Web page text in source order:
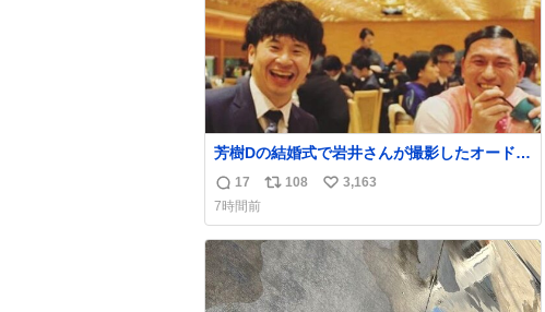
芳樹Dの結婚式で岩井さんが撮影したオードリ
ーの写真が本当好きなのよね。確か3枚目はも
うすでに出来上がっている春日さんがウェイ
ターにハイボールを懇願している所じゃなか
ったかな
返
信
数
17
リ
ス
ト
数
108
い
ね
数
3,163
7時間前